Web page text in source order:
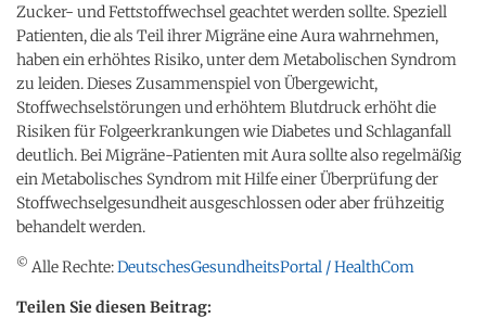
Zucker- und Fettstoffwechsel geachtet werden sollte. Speziell
Patienten, die als Teil ihrer Migräne eine Aura wahrnehmen,
haben ein erhöhtes Risiko, unter dem Metabolischen Syndrom
zu leiden. Dieses Zusammenspiel von Übergewicht,
Stoffwechselstörungen und erhöhtem Blutdruck erhöht die
Risiken für Folgeerkrankungen wie Diabetes und Schlaganfall
deutlich. Bei Migräne-Patienten mit Aura sollte also regelmäßig
ein Metabolisches Syndrom mit Hilfe einer Überprüfung der
Stoffwechselgesundheit ausgeschlossen oder aber frühzeitig
behandelt werden.
© Alle Rechte:DeutschesGesundheitsPortal / HealthCom
Teilen Sie diesen Beitrag: